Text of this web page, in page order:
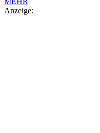
Anzeige: